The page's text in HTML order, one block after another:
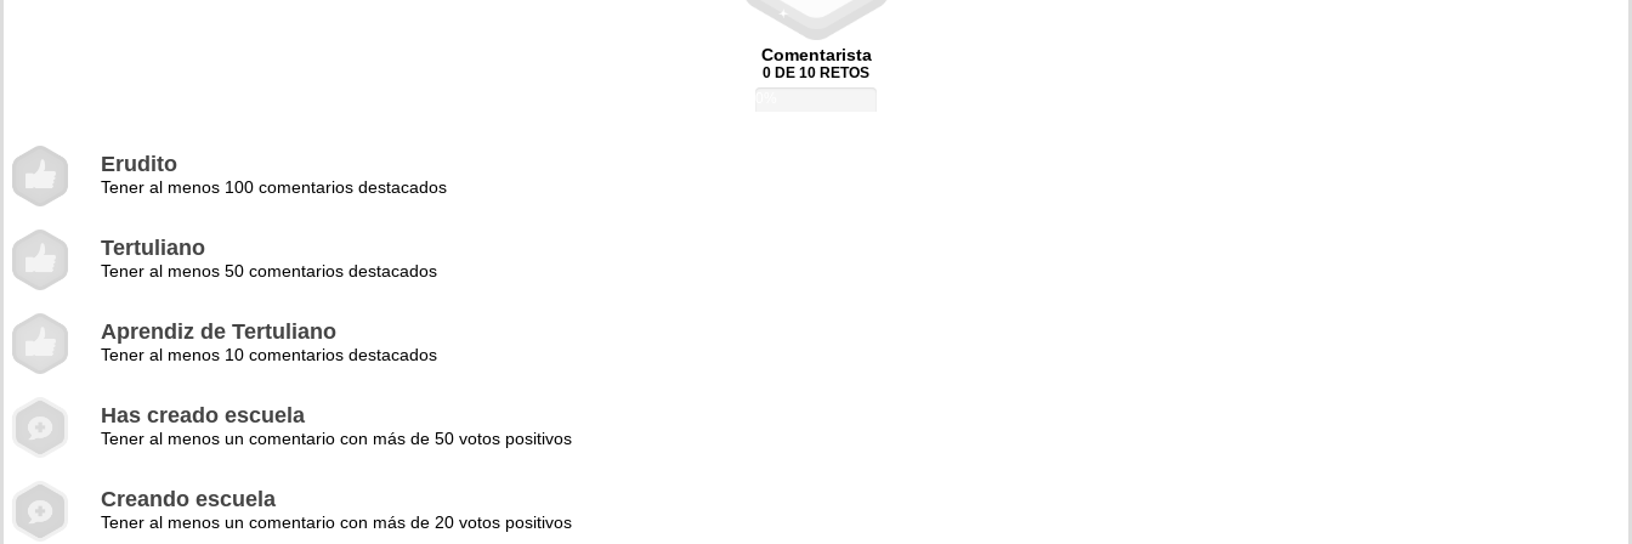
Comentarista
0 DE 10 RETOS
Erudito
Tener al menos 100 comentarios destacados
Tertuliano
Tener al menos 50 comentarios destacados
Aprendiz de Tertuliano
Tener al menos 10 comentarios destacados
Has creado escuela
Tener al menos un comentario con más de 50 votos positivos
Creando escuela
Tener al menos un comentario con más de 20 votos positivos